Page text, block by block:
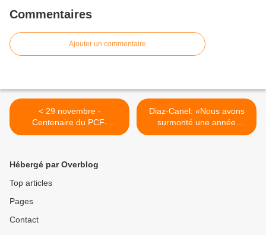
Commentaires
Ajouter un commentaire
< 29 novembre -
Centenaire du PCF-
Vidéoconférence « Aux
Mazauric
Diaz-Canel: «Nous avons
surmonté une année
difficile et la première
Hébergé par Overblog
Top articles
Pages
Contact